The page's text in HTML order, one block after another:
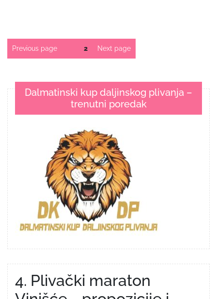
Brojevi
objava
Previous page Page2 Next page
Dalmatinski kup daljinskog plivanja –
trenutni poredak
4. Plivački maraton